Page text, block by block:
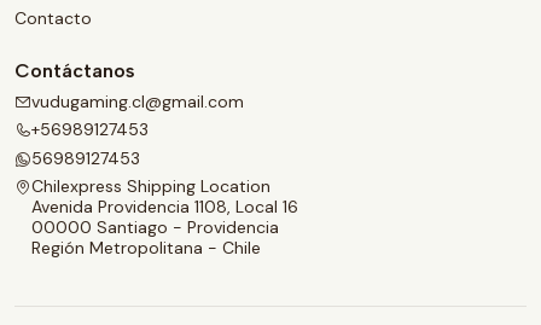
Contacto
Contáctanos
vudugaming.cl@gmail.com
+56989127453
56989127453
Chilexpress Shipping Location
Avenida Providencia 1108, Local 16
00000 Santiago - Providencia
Región Metropolitana - Chile